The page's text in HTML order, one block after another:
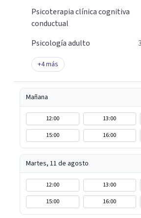
Psicoterapia clínica cognitiva
conductual
Psicología adulto
+4más
Mañana
12:00 13:00
15:00
16:00
Martes, 11 de agosto
12:00 13:00
15:00
16:00